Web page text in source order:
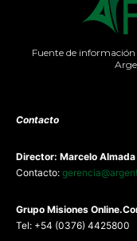
Fuente de
Contacto
Director: Marcelo Almada
Contacto:
Grupo Misiones
Tel: +54 (0376) 4425800